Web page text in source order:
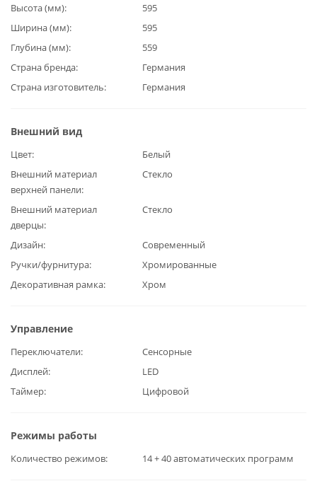
Высота (мм)
595
Ширина (мм)
595
Глубина (мм)
559
Страна бренда
Германия
Страна изготовитель
Германия
Внешний вид
Цвет
Белый
Внешний материал
верхней панели
Стекло
Внешний материал
дверцы
Стекло
Дизайн
Современный
Ручки/фурнитура
Хромированные
Декоративная рамка
Хром
Управление
Переключатели
Сенсорные
Дисплей
LED
Таймер
Цифровой
Режимы работы
Количество режимов 14 + 40 автоматических программ